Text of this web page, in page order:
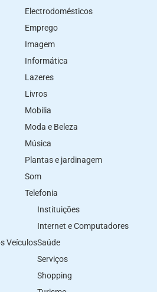
Electrodomésticos
Emprego
Imagem
Informática
Lazeres
Livros
Mobilia
Moda e Beleza
Música
Plantas e jardinagem
Som
Telefonia
Veículos
Instituições
Internet e Computadores
Saúde
Serviços
Shopping